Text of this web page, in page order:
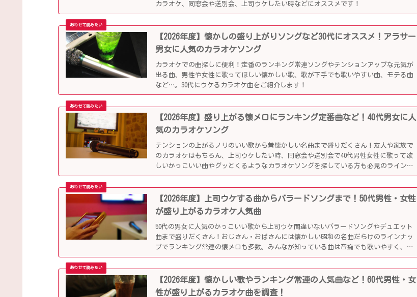
カラオケ、同窓会や送別会、上司ウケしたい時などにオススメです！
【2026年度】懐かしの盛り上がりソングなど30代にオススメ！アラサー
男女に人気のカラオケソング
カラオケでの曲探しに便利！定番のランキング常連ソングやテンションアップな元気が
出る曲、男性や女性に歌ってほしい懐かしい歌、歌が下手でも歌いやすい曲、モテる曲
など…。30代にウケるカラオケ曲をご紹介します！
【2026年度】盛り上がる懐メロにランキング定番曲など！40代男女に人
気のカラオケソング
テンションの上がるノリのいい歌から昔懐かしい名曲まで盛りだくさん！友人や家族で
のカラオケはもちろん、上司ウケしたい時、同窓会や送別会で40代男性女性に歌って欲
しいかっこいい曲やグッとくるようなカラオケソングを探している方も必見のラインナ
ップになっています！
【2026年度】上司ウケする曲からバラードソングまで！50代男性・女性
が盛り上がるカラオケ人気曲
50代の男女に人気のかっこいい歌から上司ウケ間違いないバラードソングやデュエット
曲まで盛りだくさん！おじさん・おばさんには懐かしい昭和の名曲だらけのラインナッ
プでランキング常連の懐メロも多数。みんなが知っている曲は音痴でも歌いやすく、送
別会や同窓会などでも盛り上がるはず！
【2026年度】懐かしい歌やランキング常連の人気曲など！60代男性・女
性が盛り上がるカラオケ曲を調査！